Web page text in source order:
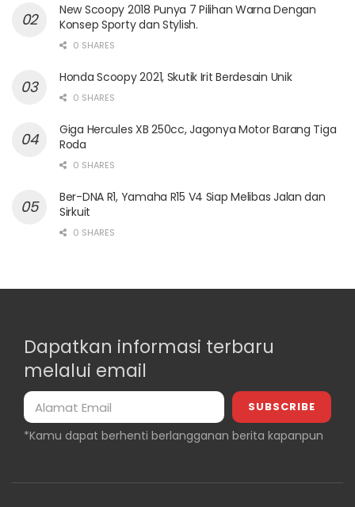
New Scoopy 2018 Punya 7 Pilihan Warna Dengan
Konsep Sporty dan Stylish.
0 SHARES
Honda Scoopy 2021, Skutik Irit Berdesain Unik
0 SHARES
Giga Hercules XB 250cc, Jagonya Motor Barang Tiga
Roda
0 SHARES
Ber-DNA R1, Yamaha R15 V4 Siap Melibas Jalan dan
Sirkuit
0 SHARES
Dapatkan informasi terbaru
melalui email
*Kamu dapat berhenti berlangganan berita kapanpun